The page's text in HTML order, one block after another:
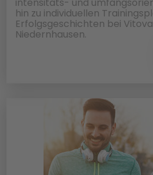
hin zu individuellen
Erfolgsgeschichten bei
Niedernhausen.